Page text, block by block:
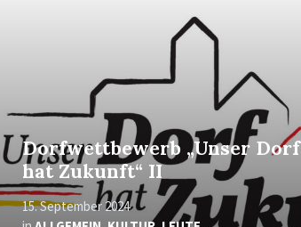
Dorfwettbewerb „Unser Dorf
hat Zukunft“ II
15. September 2024